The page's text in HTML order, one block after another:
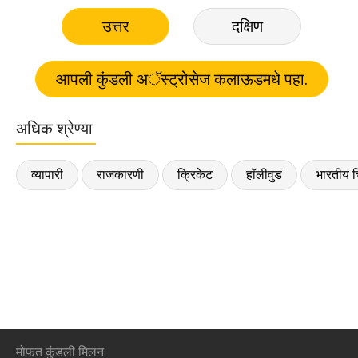
उत्तर दक्षिण
अधिक श्रेण्या
व्यापारी राजकारणी क्रिकेट हॉलीवुड भारतीय
मोफत कुंडली मिलन